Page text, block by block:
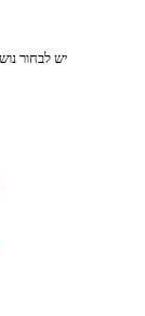
*יש לבחור